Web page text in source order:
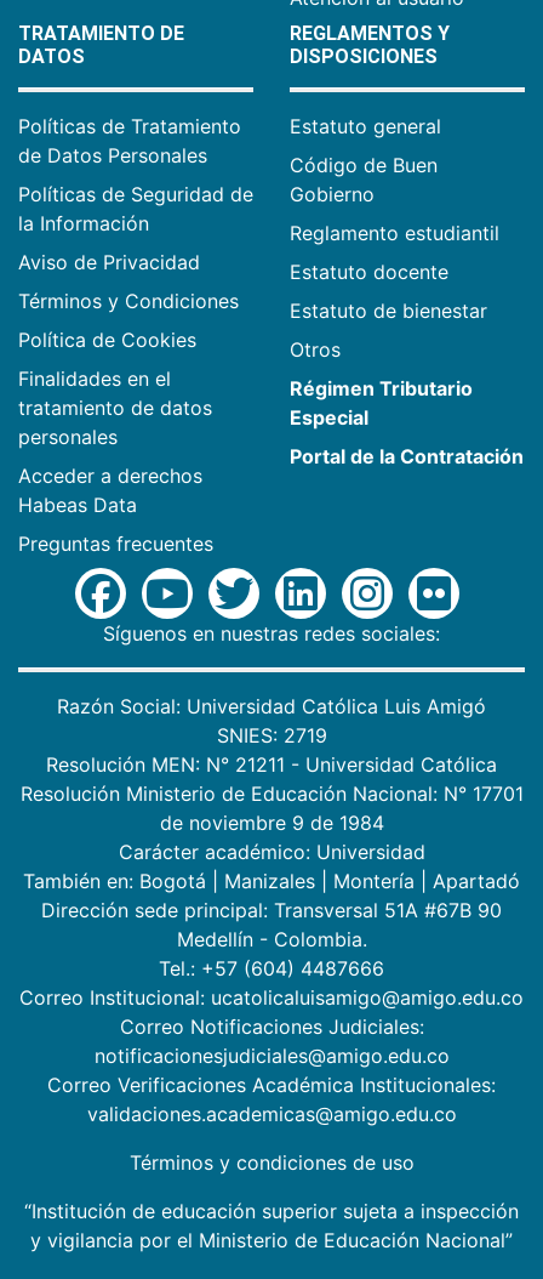
TRATAMIENTO DE
DATOS
Políticas de Tratamiento
de Datos Personales
Políticas de Seguridad de
la Información
Aviso de Privacidad
Términos y Condiciones
Política de Cookies
Finalidades en el
tratamiento de datos
personales
Acceder a derechos
Habeas Data
Preguntas frecuentes
REGLAMENTOS Y
DISPOSICIONES
Estatuto general
Código de Buen
Gobierno
Reglamento estudiantil
Estatuto docente
Estatuto de bienestar
Otros
Régimen Tributario
Especial
Portal de la Contratación
Síguenos en nuestras redes sociales:
Razón Social: Universidad Católica Luis Amigó
SNIES: 2719
Resolución MEN: N° 21211 - Universidad Católica
Resolución Ministerio de Educación Nacional: N° 17701
de noviembre 9 de 1984
Carácter académico: Universidad
También en: Bogotá Manizales Montería
Apartadó
Dirección sede principal: Transversal 51A #67B 90
Medellín - Colombia.
Tel.: +57 (604) 4487666
Correo Institucional: ucatolicaluisamigo@amigo.edu.co
Correo Notificaciones Judiciales:
notificacionesjudiciales@amigo.edu.co
Correo Verificaciones Académica Institucionales:
validaciones.academicas@amigo.edu.co
Términos y condiciones de uso
“Institución de educación superior sujeta a inspección
y vigilancia por el Ministerio de Educación Nacional”